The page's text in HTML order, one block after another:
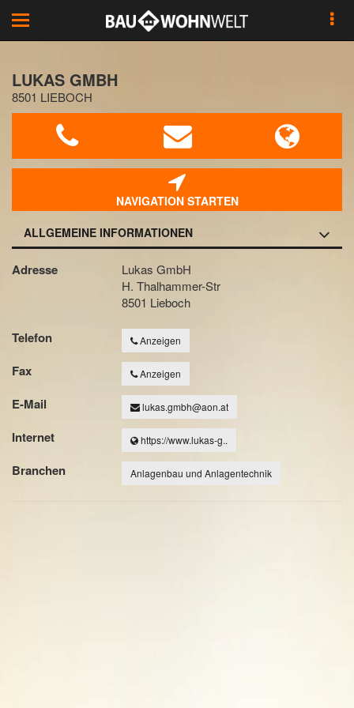
Toggle
navigation
LUKAS GMBH
8501 LIEBOCH
NAVIGATION STARTEN
ALLGEMEINE INFORMATIONEN
Adresse
Lukas GmbH
H. Thalhammer-Str
8501 Lieboch
Telefon Anzeigen
Fax Anzeigen
E-Mail lukas.gmbh@aon.at
Internet https://www.lukas-g..
Branchen Anlagenbau und Anlagentechnik